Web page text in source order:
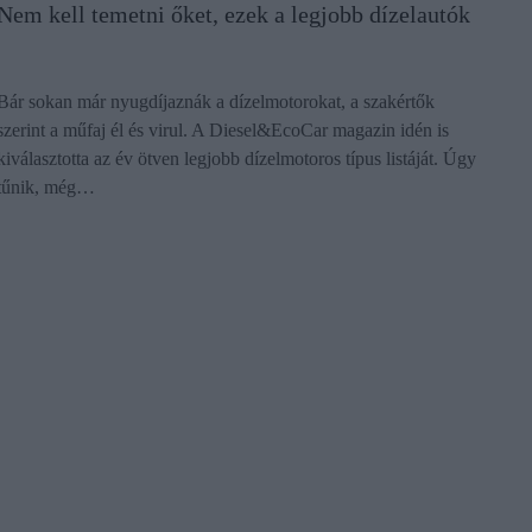
kell temetni őket, ezek a legjobb dízelautók
sokan már nyugdíjaznák a dízelmotorokat, a szakértők
a műfaj él és virul. A Diesel&EcoCar magazin idén is
az év ötven legjobb dízelmotoros típus listáját. Úgy
még…